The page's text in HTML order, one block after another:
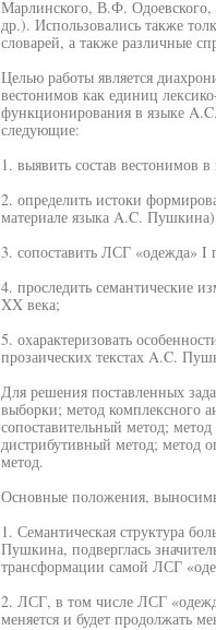
Марлинского, В.Ф.
др.). Использовались также
словарей, а также различные
Целью работы является
вестонимов как единиц
функционирования в языке
следующие:
1. выявить состав вестонимов
2. определить истоки
материале языка A.C.
3. сопоставить ЛСГ «одежда»
4. проследить семантические
XX века;
5. охарактеризовать
прозаических текстах A.C.
Для решения поставленных
выборки; метод комплексного
сопоставительный метод;
дистрибутивный метод; метод
метод.
Основные положения,
1. Семантическая структура
Пушкина, подверглась
трансформации самой ЛСГ
2. ЛСГ, в том числе ЛСГ
меняется и будет продолжать